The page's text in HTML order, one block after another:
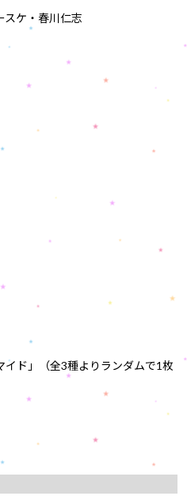
スケ・春川仁志
ド」（全3種よりランダムで1枚